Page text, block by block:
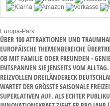
Europa-Park
ÜBER 100 ATTRAKTIONEN UND
EUROPÄISCHE THEMENBEREICHE
OB MIT FAMILIE ODER FREUNDEN -
NTSPANNEN SIE JENSEITS VOM ALLTAG.
EIZVOLLEN DREILÄNDERECK
ARTET DER GRÖSSTE SAISONALE
PERLATIVEN AUF. ALS ECHTER